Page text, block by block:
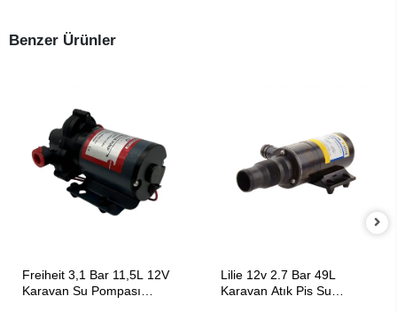
Benzer Ürünler
Freiheit 3,1 Bar 11,5L 12V
Karavan Su Pompası
Lilie 12v 2.7 Bar 49L
Karavan Atık Pis Su